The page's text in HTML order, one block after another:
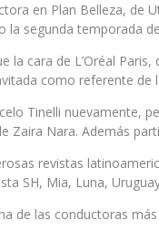
en Plan Belleza, de
la segunda temporada
la cara de L’Oréal
como referente de
Tinelli nuevamente,
Zaira Nara. Además
revistas
SH, Mia, Luna,
de las conductoras